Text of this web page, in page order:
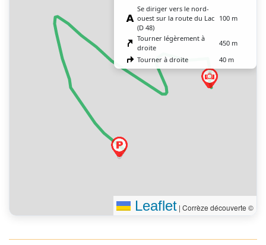
Se diriger vers le nord-
ouest sur la route du Lac
(D 48)
100 m
Tourner légèrement à
droite
450 m
Tourner à droite
40 m
Vous êtes arrivé à votre
destination
Leaflet | Corrèze découverte ©